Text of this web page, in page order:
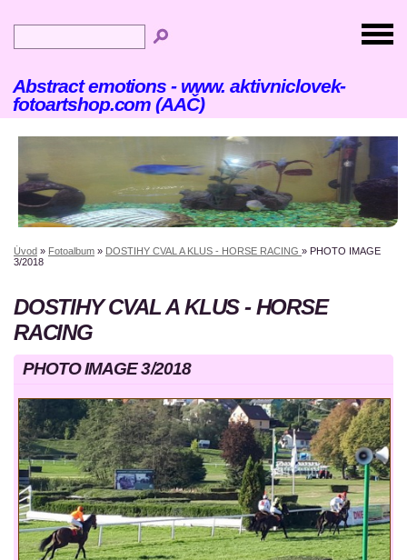
Abstract emotions - www. aktivniclovek-
fotoartshop.com (AAČ)
Úvod » Fotoalbum » DOSTIHY CVAL A KLUS - HORSE RACING » PHOTO IMAGE
3/2018
DOSTIHY CVAL A KLUS - HORSE
RACING
PHOTO IMAGE 3/2018